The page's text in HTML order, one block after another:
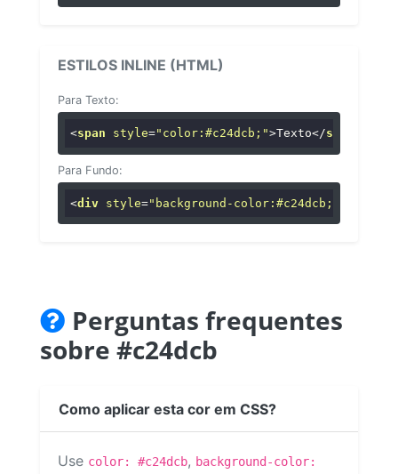
ESTILOS INLINE (HTML)
Para Texto:
<span style="color:#c24dcb;">Texto</span
Para Fundo:
<div style="background-color:#c24dcb;"
Perguntas frequentes
sobre #c24dcb
Como aplicar esta cor em CSS?
Use color: #c24dcb, background-color: